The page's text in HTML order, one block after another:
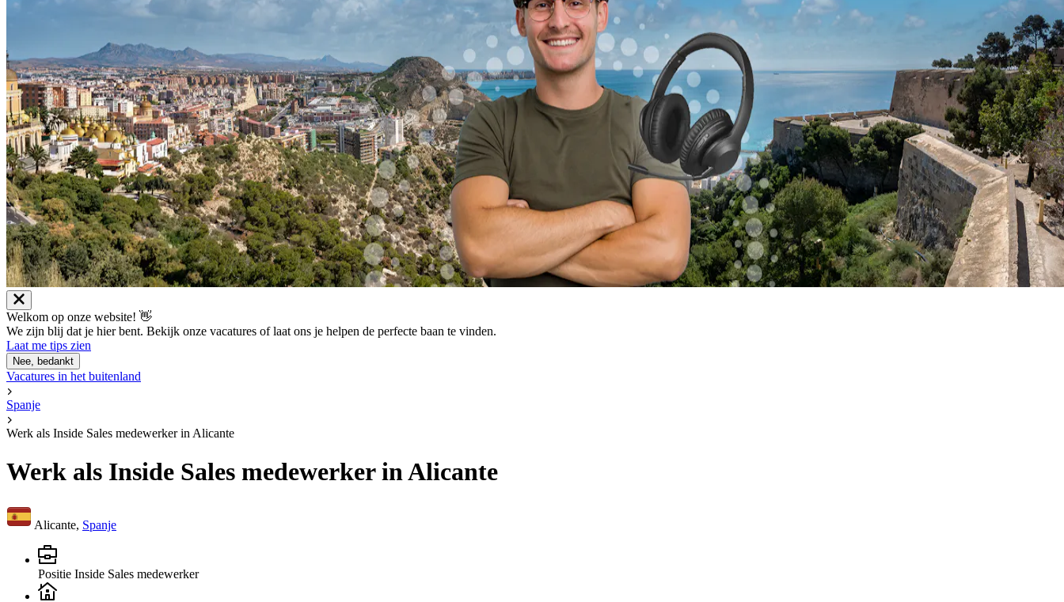
Welkom op onze website! 👋
We zijn blij dat je hier bent. Bekijk onze vacatures of laat ons je helpen de perfecte baan te vinden.
Laat me tips zien
Nee, bedankt
Vacatures in het buitenland
Spanje
Werk als Inside Sales medewerker in Alicante
Werk als Inside Sales medewerker in Alicante
Alicante, Spanje
Positie Inside Sales medewerker